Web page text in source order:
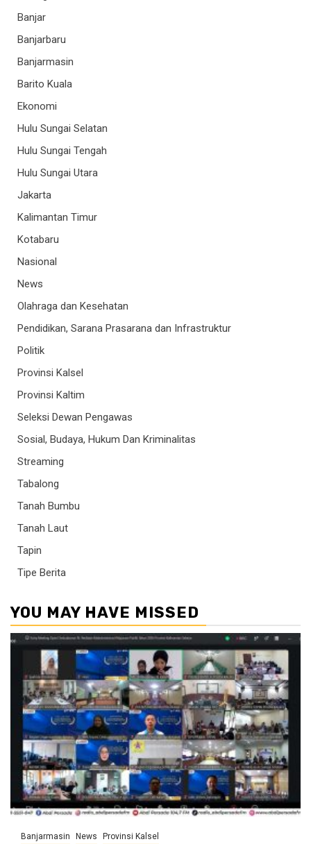
Banjar
Banjarbaru
Banjarmasin
Barito Kuala
Ekonomi
Hulu Sungai Selatan
Hulu Sungai Tengah
Hulu Sungai Utara
Jakarta
Kalimantan Timur
Kotabaru
Nasional
News
Olahraga dan Kesehatan
Pendidikan, Sarana Prasarana dan Infrastruktur
Politik
Provinsi Kalsel
Provinsi Kaltim
Seleksi Dewan Pengawas
Sosial, Budaya, Hukum Dan Kriminalitas
Streaming
Tabalong
Tanah Bumbu
Tanah Laut
Tapin
Tipe Berita
YOU MAY HAVE MISSED
Banjarmasin News Provinsi Kalsel